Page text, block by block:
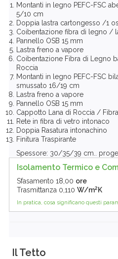
Montanti in legno PEFC-FSC
5/10 cm
Doppia lastra cartongesso /1
Coibentazione fibra di legno /
Pannello OSB 15 mm
Lastra freno a vapore
Coibentazione Fibra di Legno
Roccia
Montanti in legno PEFC-FSC
smussato 16/19 cm
Lastra freno a vapore
Pannello OSB 15 mm
Cappotto Lana di Roccia /
Rete in fibra di vetro intonaco
Doppia Rasatura intonachino
Finitura Traspirante
Spessore: 30/35/39 cm..
Isolamento Termico e
Sfasamento 18,00 ore
Trasmittanza 0,110 W/m2 K
In pratica, cosa significano questi
Il Tetto